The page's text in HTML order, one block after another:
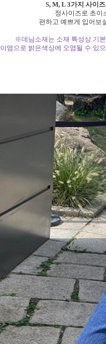
S, M, L 3가지 사이즈
정사이즈로 초이
편하고 예쁘게 입어보
※데님소재는 소재 특성상 기
이염으로 밝은색상에 오염될 수 있